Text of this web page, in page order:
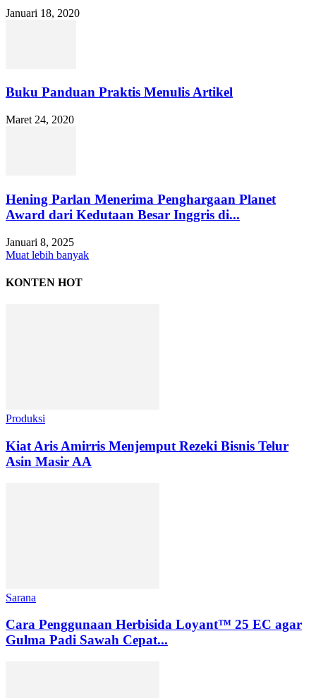
Januari 18, 2020
Buku Panduan Praktis Menulis Artikel
Maret 24, 2020
Hening Parlan Menerima Penghargaan Planet
Award dari Kedutaan Besar Inggris di...
Januari 8, 2025
Muat lebih banyak
KONTEN HOT
Produksi
Kiat Aris Amirris Menjemput Rezeki Bisnis Telur
Asin Masir AA
Sarana
Cara Penggunaan Herbisida Loyant™ 25 EC agar
Gulma Padi Sawah Cepat...